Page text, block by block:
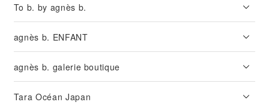
To b. by agnès b.
agnès b. ENFANT
agnès b. galerie boutique
Tara Océan Japan